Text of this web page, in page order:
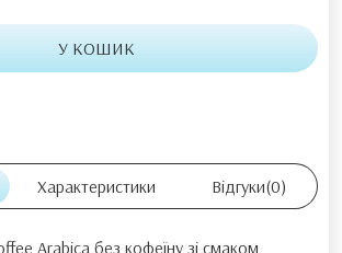
У КОШИК
Характеристики Відгуки(0)
Arabica без кофеїну зі смаком